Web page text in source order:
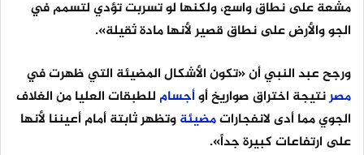
مشعة على نطاق واسع، ولكنها لو تسربت تؤدي لتسمم في
الجو والأرض على نطاق قصير لأنها مادة ثقيلة».
ورجح عبد النبي أن «تكون الأشكال المضيئة التي ظهرت في
مصرنتيجة اختراق صواريخ أوأجسام للطبقات العليا من الغلاف
الجوي مما أدى لانفجاراتمضيئةوتظهر ثابتة أمام أعيننا لأنها
على ارتفاعات كبيرة جداً».